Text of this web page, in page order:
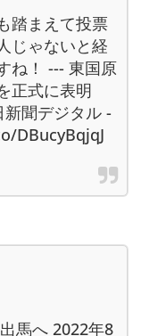
踏まえて投票
じゃないと経
ね！ --- 東国原
正式に表明
新聞デジタル -
DBucyBqjqJ
馬へ 2022年8